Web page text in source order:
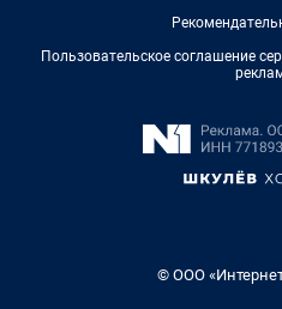
Пользовательское соглашение
© ООО